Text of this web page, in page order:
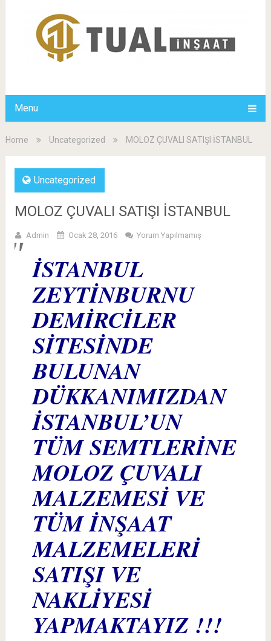
Menu
Home Uncategorized MOLOZ ÇUVALI SATIŞI İSTANBUL
Uncategorized
MOLOZ ÇUVALI SATIŞI İSTANBUL
Admin Ocak 28, 2016 Yorum Yapılmamış
İSTANBUL
ZEYTİNBURNU
DEMİRCİLER
SİTESİNDE
BULUNAN
DÜKKANIMIZDAN
İSTANBUL’UN
TÜM SEMTLERİNE
MOLOZ ÇUVALI
MALZEMESİ VE
TÜM İNŞAAT
MALZEMELERİ
SATIŞI VE
NAKLİYESİ
YAPMAKTAYIZ !!!